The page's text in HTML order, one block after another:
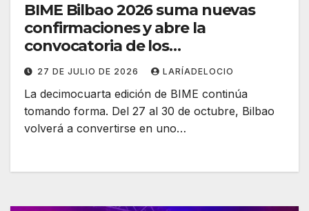
BIME Bilbao 2026 suma nuevas
confirmaciones y abre la
convocatoria de los
Reconocimientos AUPA!
27 DE JULIO DE 2026 LARÍADELOCIO
La decimocuarta edición de BIME continúa
tomando forma. Del 27 al 30 de octubre, Bilbao
volverá a convertirse en uno…